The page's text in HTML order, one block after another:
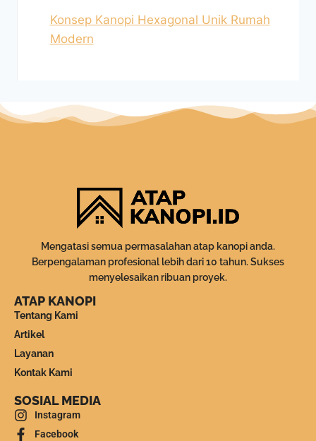
Konsep Kanopi Hexagonal Unik Rumah
Modern
Mengatasi semua permasalahan atap kanopi anda.
Berpengalaman profesional lebih dari 10 tahun. Sukses
menyelesaikan ribuan proyek.
ATAP KANOPI
Tentang Kami
Artikel
Layanan
Kontak Kami
SOSIAL MEDIA
Instagram
Facebook